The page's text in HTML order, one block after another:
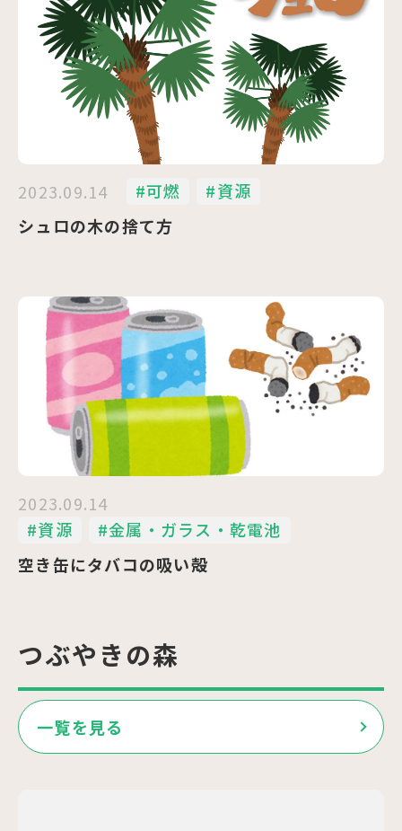
2023.09.14 #可燃
#資源
シュロの木の捨て方
2023.09.14
#資源
#金属・ガラス・乾電池
空き缶にタバコの吸い殻
つぶやきの森
一覧を見る